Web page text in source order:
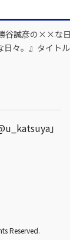
谷誠彦の××な
々。』タイト
」
Reserved.